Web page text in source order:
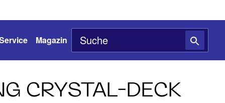
Magazin
CRYSTAL-DECK